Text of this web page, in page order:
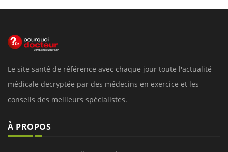
Le site santé de référence avec chaque jour toute l'actualité
médicale decryptée par des médecins en exercice et les
conseils des meilleurs spécialistes.
À PROPOS